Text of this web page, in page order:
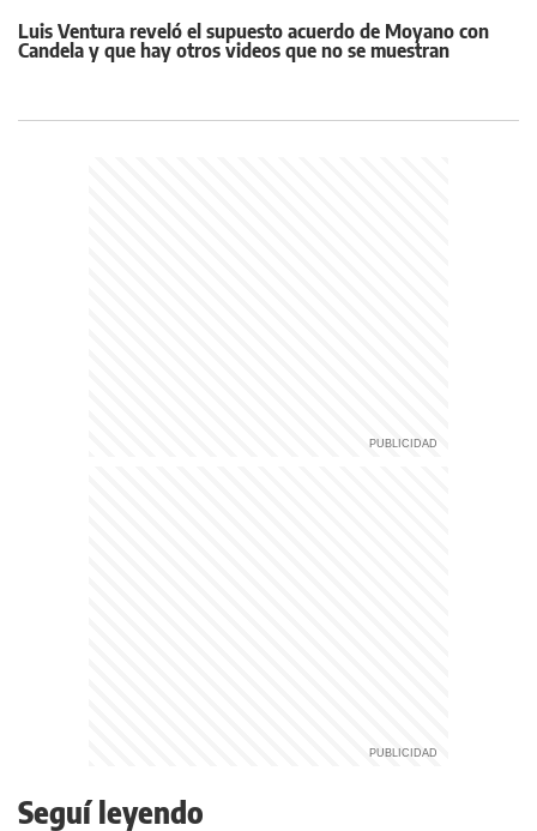
Luis Ventura reveló el supuesto acuerdo de Moyano con
Candela y que hay otros videos que no se muestran
Seguí leyendo